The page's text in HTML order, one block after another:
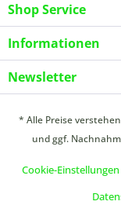
Shop Service
Informationen
Newsletter
* Alle Preise
und ggf.
Cookie-Einstellungen